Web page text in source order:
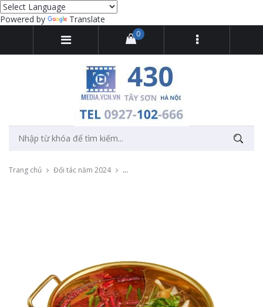
Powered by Translate
0
Trang chủ Đối tác năm 2024 Chụp ảnh đồ ăn cho nhà hàng Lẩu gà